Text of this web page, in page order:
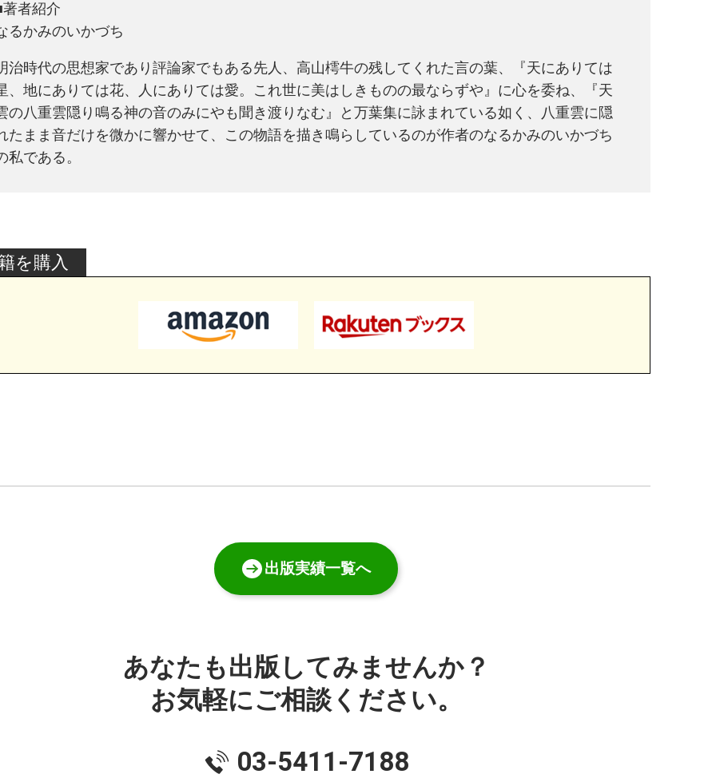
者紹介
るかみのいかづち
治時代の思想家であり評論家でもある先人、高山樗牛の残してくれた言の葉、『天にありては
、地にありては花、人にありては愛。これ世に美はしきものの最ならずや』に心を委ね、『天
の八重雲隠り鳴る神の音のみにやも聞き渡りなむ』と万葉集に詠まれている如く、八重雲に隠
たまま音だけを微かに響かせて、この物語を描き鳴らしているのが作者のなるかみのいかづち
私である。
を購入
出版実績一覧へ
あなたも出版してみませんか？
お気軽にご相談ください。
03-5411-7188